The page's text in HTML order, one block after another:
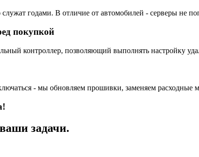
годами. В отличие от автомобилей - серверы не
покупкой
контроллер, позволяющий выполнять настройку
- мы обновляем прошивки, заменяем расходные
задачи.